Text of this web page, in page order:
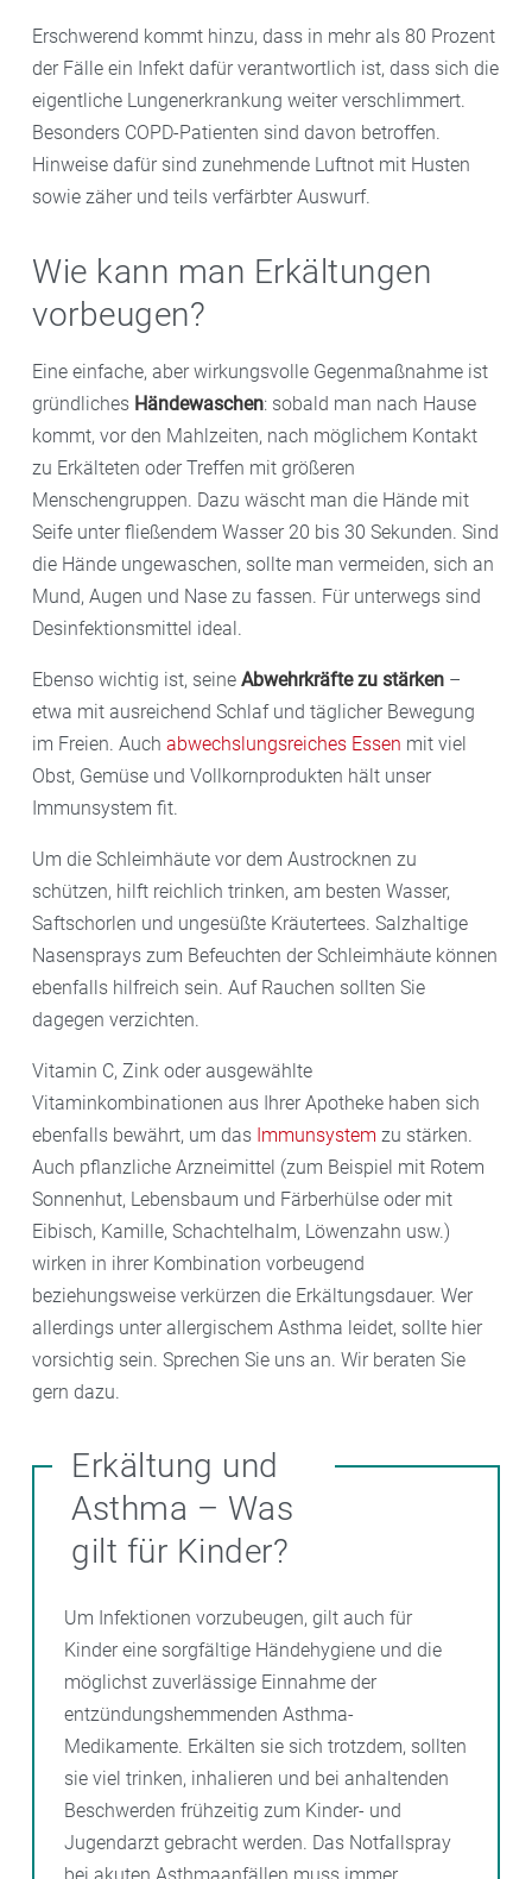
Erschwerend kommt hinzu, dass in mehr als 80 Prozent
der Fälle ein Infekt dafür verantwortlich ist, dass sich die
eigentliche Lungenerkrankung weiter verschlimmert.
Besonders COPD-Patienten sind davon betroffen.
Hinweise dafür sind zunehmende Luftnot mit Husten
sowie zäher und teils verfärbter Auswurf.
Wie kann man Erkältungen
vorbeugen?
Eine einfache, aber wirkungsvolle Gegenmaßnahme ist
gründliches Händewaschen: sobald man nach Hause
kommt, vor den Mahlzeiten, nach möglichem Kontakt
zu Erkälteten oder Treffen mit größeren
Menschengruppen. Dazu wäscht man die Hände mit
Seife unter fließendem Wasser 20 bis 30 Sekunden. Sind
die Hände ungewaschen, sollte man vermeiden, sich an
Mund, Augen und Nase zu fassen. Für unterwegs sind
Desinfektionsmittel ideal.
Ebenso wichtig ist, seine Abwehrkräfte zu stärken –
etwa mit ausreichend Schlaf und täglicher Bewegung
im Freien. Auch abwechslungsreiches Essen mit viel
Obst, Gemüse und Vollkornprodukten hält unser
Immunsystem fit.
Um die Schleimhäute vor dem Austrocknen zu
schützen, hilft reichlich trinken, am besten Wasser,
Saftschorlen und ungesüßte Kräutertees. Salzhaltige
Nasensprays zum Befeuchten der Schleimhäute können
ebenfalls hilfreich sein. Auf Rauchen sollten Sie
dagegen verzichten.
Vitamin C, Zink oder ausgewählte
Vitaminkombinationen aus Ihrer Apotheke haben sich
ebenfalls bewährt, um das Immunsystem zu stärken.
Auch pflanzliche Arzneimittel (zum Beispiel mit Rotem
Sonnenhut, Lebensbaum und Färberhülse oder mit
Eibisch, Kamille, Schachtelhalm, Löwenzahn usw.)
wirken in ihrer Kombination vorbeugend
beziehungsweise verkürzen die Erkältungsdauer. Wer
allerdings unter allergischem Asthma leidet, sollte hier
vorsichtig sein. Sprechen Sie uns an. Wir beraten Sie
gern dazu.
Erkältung und
Asthma – Was
gilt für Kinder?
Um Infektionen vorzubeugen, gilt auch für
Kinder eine sorgfältige Händehygiene und die
möglichst zuverlässige Einnahme der
entzündungshemmenden Asthma-
Medikamente. Erkälten sie sich trotzdem, sollten
sie viel trinken, inhalieren und bei anhaltenden
Beschwerden frühzeitig zum Kinder- und
Jugendarzt gebracht werden. Das Notfallspray